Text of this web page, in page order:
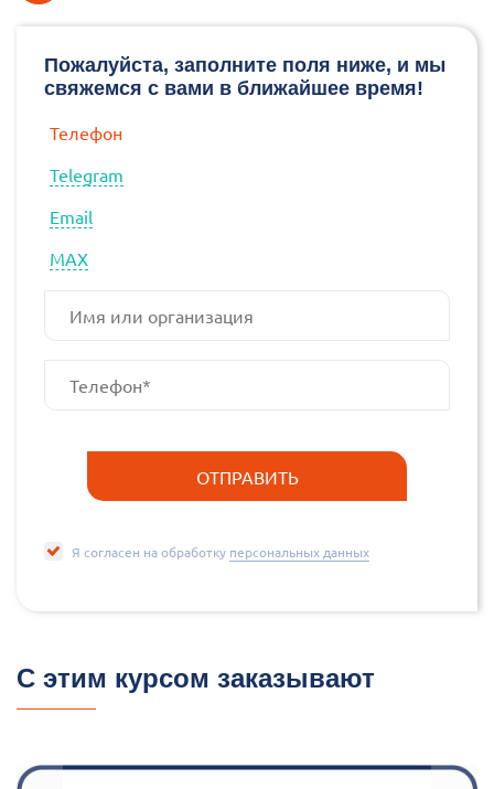
Пожалуйста, заполните поля ниже, и мы
свяжемся с вами в ближайшее время!
Телефон
Telegram
Email
МАХ
Я согласен на обработку персональных данных
С этим курсом заказывают